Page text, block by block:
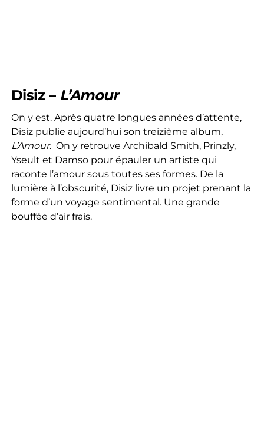
Disiz – L’Amour
On y est. Après quatre longues années d’attente,
Disiz publie aujourd’hui son treizième album,
L’Amour. On y retrouve Archibald Smith, Prinzly,
Yseult et Damso pour épauler un artiste qui
raconte l’amour sous toutes ses formes. De la
lumière à l’obscurité, Disiz livre un projet prenant la
forme d’un voyage sentimental. Une grande
bouffée d’air frais.